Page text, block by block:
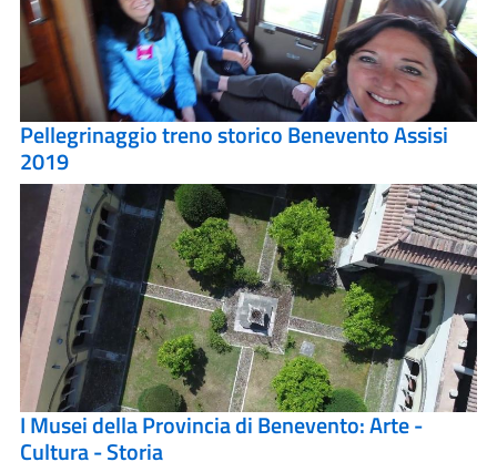
Pellegrinaggio treno storico Benevento Assisi
2019
I Musei della Provincia di Benevento: Arte -
Cultura - Storia